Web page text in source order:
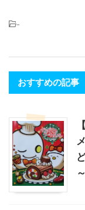
-
おすすめの記事
～